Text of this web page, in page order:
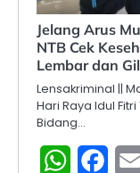
Jelang Arus
NTB Cek
Lembar dan
Lensakriminal ||
Hari Raya Idul
Bidang…
WhatsApp